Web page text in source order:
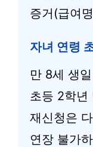
증거(급여
자녀 연령
만 8세 생
초등 2학년
재신청은
연장 불가